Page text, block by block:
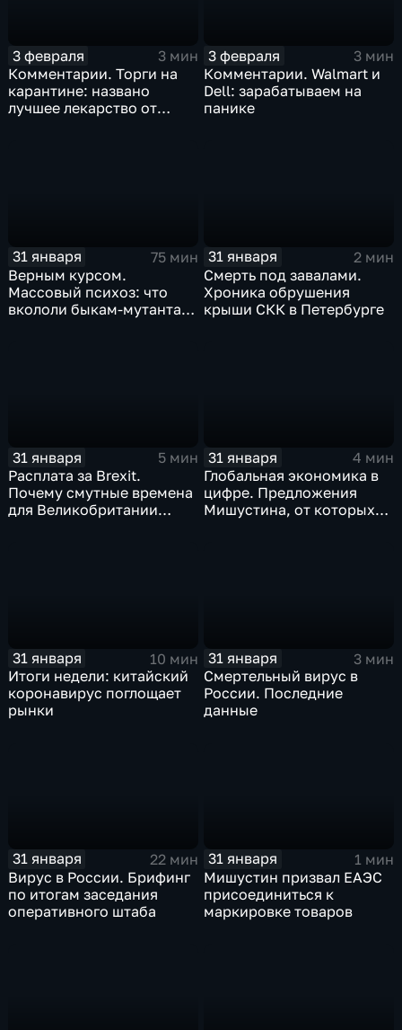
3 февраля
3 мин
Комментарии. Торги на
карантине: названо
лучшее лекарство от
3 февраля
3 мин
Комментарии. Walmart и
Dell: зарабатываем на
панике
31 января
75 мин
Верным курсом.
Массовый психоз: что
вкололи быкам-мутантам,
31 января
2 мин
Смерть под завалами.
Хроника обрушения
крыши СКК в Петербурге
31 января
5 мин
Расплата за Brexit.
Почему смутные времена
для Великобритании
31 января
4 мин
Глобальная экономика в
цифре. Предложения
Мишустина, от которых
31 января
10 мин
Итоги недели: китайский
коронавирус поглощает
рынки
31 января
3 мин
Смертельный вирус в
России. Последние
данные
31 января
22 мин
Вирус в России. Брифинг
по итогам заседания
оперативного штаба
31 января
1 мин
Мишустин призвал ЕАЭС
присоединиться к
маркировке товаров